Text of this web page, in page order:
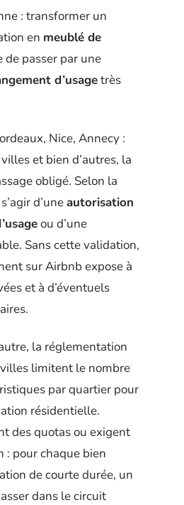
: transformer un
en meublé de
de passer par une
d’usagetrès
Nice, Annecy :
et bien d’autres, la
obligé. Selon la
d’uneautorisation
ou d’une
Sans cette validation,
sur Airbnb expose à
et à d’éventuels
la réglementation
limitent le nombre
par quartier pour
résidentielle.
des quotas ou exigent
: pour chaque bien
de courte durée, un
dans le circuit